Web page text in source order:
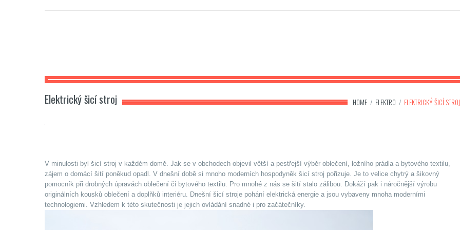
HOME / ELEKTRO / ELEKTRICKÝ ŠICÍ STROJ
Elektrický šicí stroj
V minulosti byl šicí stroj v každém domě. Jak se v obchodech objevil větší a pestřejší výběr oblečení, ložního prádla a bytového textilu,
zájem o domácí šití poněkud opadl. V dnešní době si mnoho moderních hospodyněk šicí stroj pořizuje. Je to velice chytrý a šikovný
pomocník při drobných úpravách oblečení či bytového textilu. Pro mnohé z nás se šití stalo zálibou. Dokáží pak i náročnější výrobu
originálních kousků oblečení a doplňků interiéru. Dnešní šicí stroje pohání elektrická energie a jsou vybaveny mnoha moderními
technologiemi. Vzhledem k této skutečnosti je jejich ovládání snadné i pro začátečníky.